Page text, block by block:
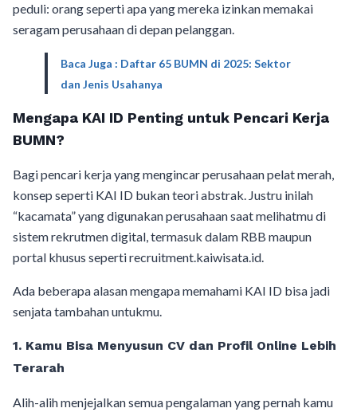
peduli: orang seperti apa yang mereka izinkan memakai
seragam perusahaan di depan pelanggan.
Baca Juga : Daftar 65 BUMN di 2025: Sektor
dan Jenis Usahanya
Mengapa KAI ID Penting untuk Pencari Kerja
BUMN?
Bagi pencari kerja yang mengincar perusahaan pelat merah,
konsep seperti KAI ID bukan teori abstrak. Justru inilah
“kacamata” yang digunakan perusahaan saat melihatmu di
sistem rekrutmen digital, termasuk dalam RBB maupun
portal khusus seperti recruitment.kaiwisata.id.
Ada beberapa alasan mengapa memahami KAI ID bisa jadi
senjata tambahan untukmu.
1. Kamu Bisa Menyusun CV dan Profil Online Lebih
Terarah
Alih-alih menjejalkan semua pengalaman yang pernah kamu